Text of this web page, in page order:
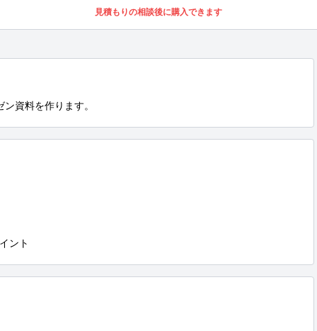
見積もりの相談後に購入できます
資料を作ります。
ント